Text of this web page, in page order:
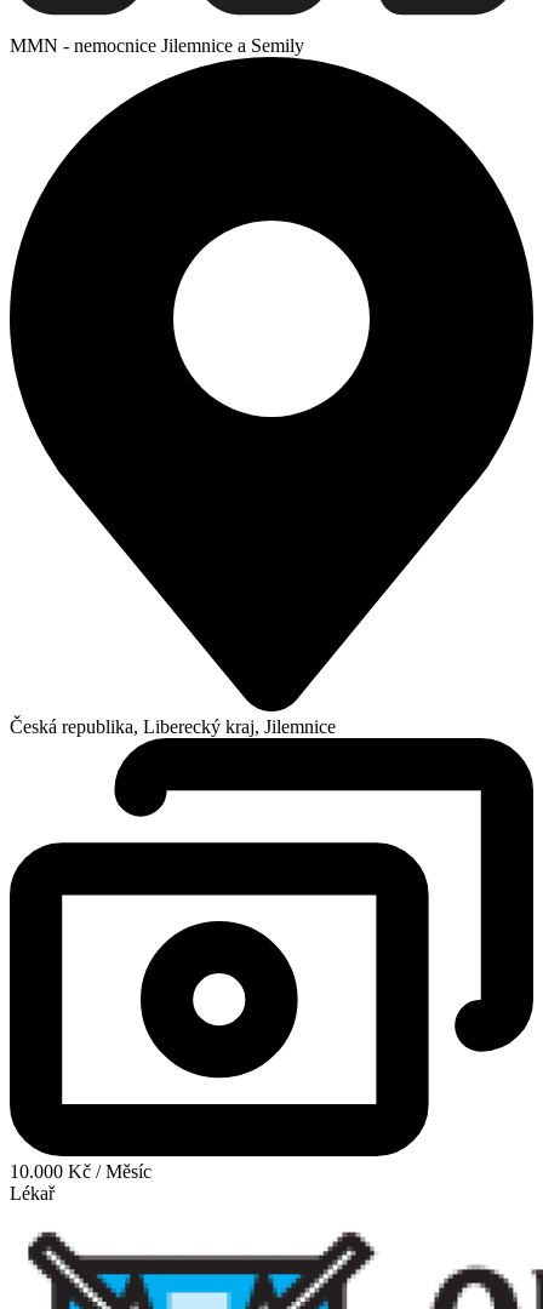
MMN - nemocnice Jilemnice a Semily
Česká republika, Liberecký kraj, Jilemnice
10.000 Kč / Měsíc
Lékař